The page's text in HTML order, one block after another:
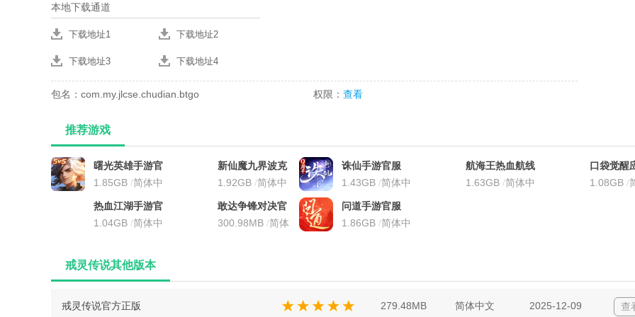
本地下载通道
下载地址1 下载地址2
下载地址3 下载地址4
包名：com.my.jlcse.chudian.btgo 权限： 查看
推荐游戏
曙光英雄手游官
方最新版
1.85GB /简体中
文
新仙魔九界波克
城市官方正版
1.92GB /简体中
文
诛仙手游官服
1.43GB /简体中
文
航海王热血航线
官服
1.63GB /简体中
口袋觉醒
版本
1.08GB /
热血江湖手游官
方正版
1.04GB /简体中
敢达争锋对决官
服
300.98MB /简体
问道手游官服
1.86GB /简体中
戒灵传说其他版本
查
戒灵传说官方正版 279.48MB 简体中文 2025-12-09